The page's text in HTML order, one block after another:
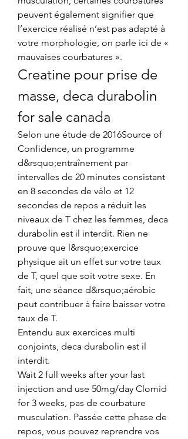
peuvent également signifier que
l’exercice réalisé n’est pas adapté à
votre morphologie, on parle ici de «
mauvaises courbatures ».
Creatine pour prise de
masse, deca durabolin
for sale canada
Selon une étude de 2016Source of
Confidence, un programme
d&rsquo;entraînement par
intervalles de 20 minutes consistant
en 8 secondes de vélo et 12
secondes de repos a réduit les
niveaux de T chez les femmes, deca
durabolin est il interdit. Rien ne
prouve que l&rsquo;exercice
physique ait un effet sur votre taux
de T, quel que soit votre sexe. En
fait, une séance d&rsquo;aérobic
peut contribuer à faire baisser votre
taux de T.
Entendu aux exercices multi
conjoints, deca durabolin est il
interdit.
Wait 2 full weeks after your last
injection and use 50mg/day Clomid
for 3 weeks, pas de courbature
musculation. Passée cette phase de
repos, vous pouvez reprendre vos